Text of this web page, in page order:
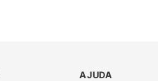
AJUDA